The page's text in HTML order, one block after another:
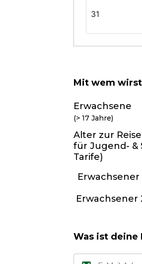
31
Mit wem
Erwachsene
(> 17 Jahre)
Alter zur
für Jugend- &
Tarife)
Erwachsener
Erwachsener
Was ist deine